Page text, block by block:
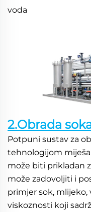
voda
2.Obrada
Potpuni sustav za
tehnologijom
može biti prikladan
može zadovoljiti i
primjer sok, mlijeko,
viskoznosti koji